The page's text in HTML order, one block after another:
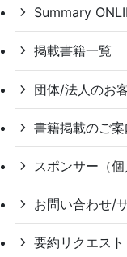
Summary
掲載書籍一覧
団体/法人のお
書籍掲載のご案
スポンサー（
お問い合わせ/
要約リクエスト